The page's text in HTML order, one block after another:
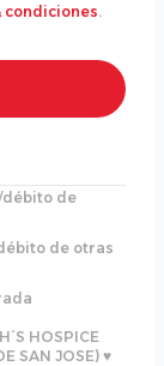
condiciones.
de
de otras
HOSPICE
SAN JOSE) ♥